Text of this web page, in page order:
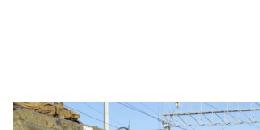
REGISZTRÁCIÓ